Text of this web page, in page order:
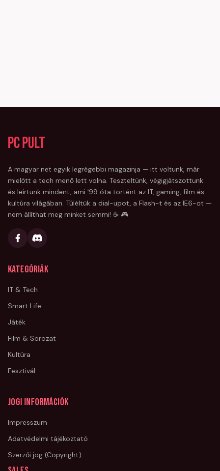
PC Pult
A magyar net egyik legrégebbi magazinja — itt voltunk, már
mielőtt a tech menő lett volna. Teszteltünk, végigjátszottunk
és leírtunk mindent, ami '99 óta történt az IT, gaming, film és
kultúra világában. Túléltük a dial-upot, a Flash-t és az IE6-ot —
nem állíthat meg minket semmi! ☕ 🎮
Kategóriák
IT & Tech
Smart Life
Játék
Film & Sorozat
Kultúra
Fesztivál
Jogi információk
Impresszum
Adatvédelmi tájékoztató
Szerzői jog (Copyright)